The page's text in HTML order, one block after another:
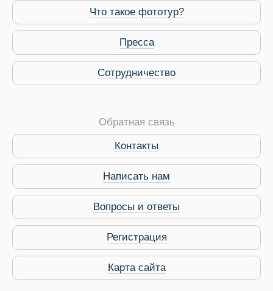
Виза в Индию
Что такое фототур?
Пресса
Сотрудничество
Обратная связь
Контакты
Написать нам
Вопросы и ответы
Регистрация
Карта сайта